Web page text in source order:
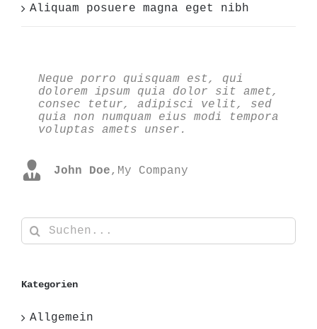
Aliquam posuere magna eget nibh
Neque porro quisquam est, qui
dolorem ipsum quia dolor sit amet,
consec tetur, adipisci velit, sed
quia non numquam eius modi tempora
voluptas amets unser.
John Doe , My Company
Aliquam erat volutpat. Quisque at
est id ligula facilisis laoreet
eget pulvinar nibh. Suspendisse at
ultrices dui. Curabitur ac felis
arcu sadips ipsums fugiats nemis.
Luke Beck ,Theme Fusion
Suche
nach:
Kategorien
Allgemein